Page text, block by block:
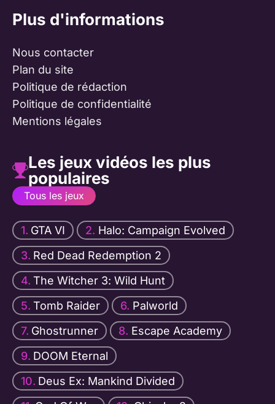
Plus d'informations
Nous contacter
Plan du site
Politique de rédaction
Politique de confidentialité
Mentions légales
Les jeux vidéos les plus
populaires
Tous les jeux
GTA VI
Halo: Campaign Evolved
Red Dead Redemption 2
The Witcher 3: Wild Hunt
Tomb Raider
Palworld
Ghostrunner
Escape Academy
DOOM Eternal
Deus Ex: Mankind Divided